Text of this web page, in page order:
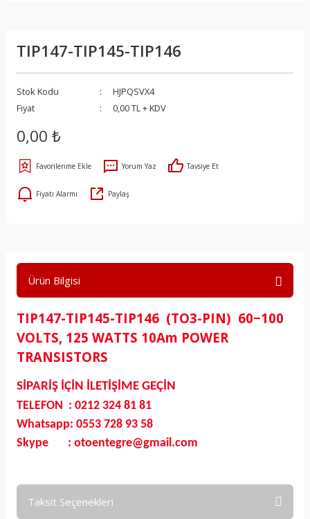
TIP147-TIP145-TIP146
Stok Kodu
HJPQSVX4
Fiyat
0,00 TL + KDV
0,00 ₺
Yorum Yaz Tavsiye Et
Fiyatı Alarmı Paylaş
Ürün Bilgisi
TIP147-TIP145-TIP146 (TO3-PIN) 60−100
VOLTS, 125 WATTS 10Am POWER
TRANSISTORS
SİPARİŞ İÇİN İLETİŞİME GEÇİN
TELEFON : 0212 324 81 81
Whatsapp: 0553 728 93 58
Skype : otoentegre@gmail.com
Taksit Seçenekleri